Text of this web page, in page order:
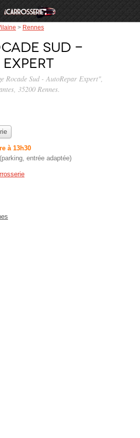
> Rennes
Sud -
Expert
Rocade Sud - AutoRepar Expert",
, 35200 Rennes.
à 13h30
(parking, entrée adaptée)